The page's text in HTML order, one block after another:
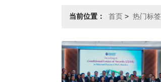
当前位置： 首页 > 热门标签